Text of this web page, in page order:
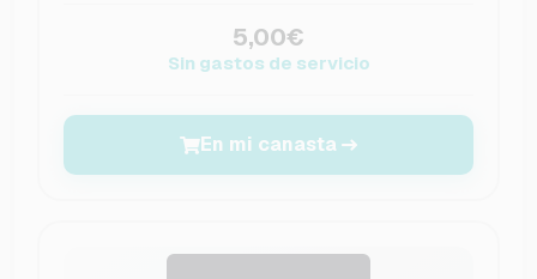
5,00€
Sin gastos de servicio
En mi canasta